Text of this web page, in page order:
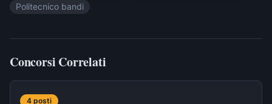
Politecnico bandi
Concorsi Correlati
4 posti